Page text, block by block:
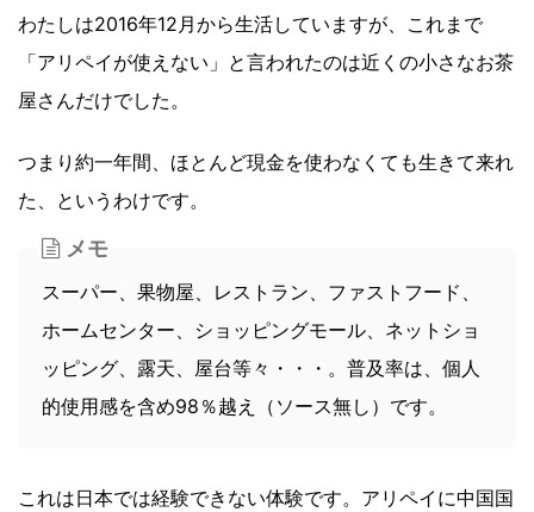
わたしは2016年12月から生活していますが、これまで
「アリペイが使えない」と言われたのは近くの小さなお茶
屋さんだけでした。
つまり約一年間、ほとんど現金を使わなくても生きて来れ
た、というわけです。
メモ
スーパー、果物屋、レストラン、ファストフード、
ホームセンター、ショッピングモール、ネットショ
ッピング、露天、屋台等々・・・。普及率は、個人
的使用感を含め98％越え（ソース無し）です。
これは日本では経験できない体験です。アリペイに中国国